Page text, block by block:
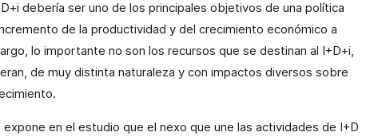
debería ser uno de los principales objetivos de una política
de la productividad y del crecimiento económico a
lo importante no son los recursos que se destinan al I+D+i,
de muy distinta naturaleza y con impactos diversos sobre
expone en el estudio que el nexo que une las actividades de I+D